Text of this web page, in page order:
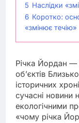
5 Наслідки
6 Коротко:
«змінює течію»
Річка Йордан —
об’єктів
історичних
сучасні новини
екологічними
«чому річка